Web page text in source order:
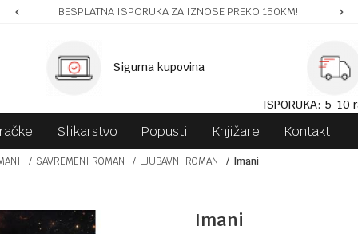
BESPLATNA ISPORUKA ZA IZNOSE PREKO 150KM!
Sigurna kupovina
ISPORUKA: 5-10
Slikarstvo Popusti Knjižare Kontakt
SAVREMENI ROMAN LJUBAVNI ROMAN Imani
Imani